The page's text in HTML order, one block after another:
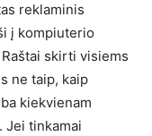
reklaminis
į kompiuterio
skirti visiems
ne taip, kaip
kiekvienam
Jei tinkamai